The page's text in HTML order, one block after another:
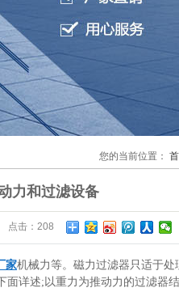
您的当前位置：
力和过滤设备
点击： 208
家机械力等。磁力过滤器只适于处
详述;以重力为推动力的过滤器